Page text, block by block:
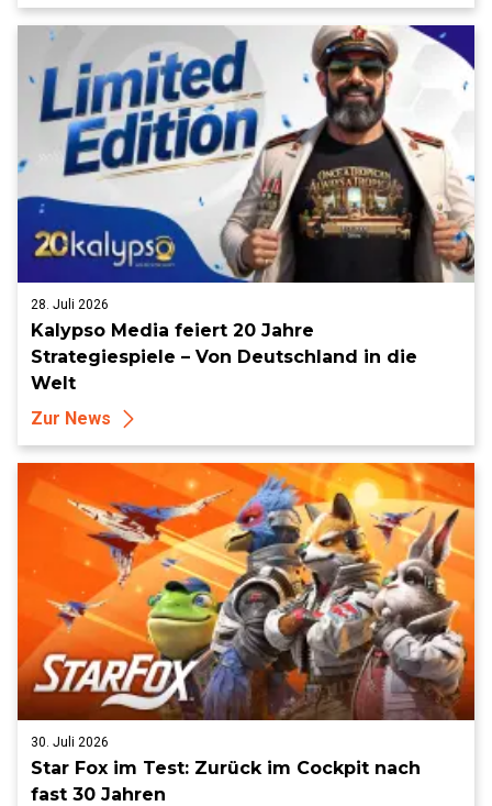
28. Juli 2026
Kalypso Media feiert 20 Jahre
Strategiespiele – Von Deutschland in die
Welt
Zur News
30. Juli 2026
Star Fox im Test: Zurück im Cockpit nach
fast 30 Jahren